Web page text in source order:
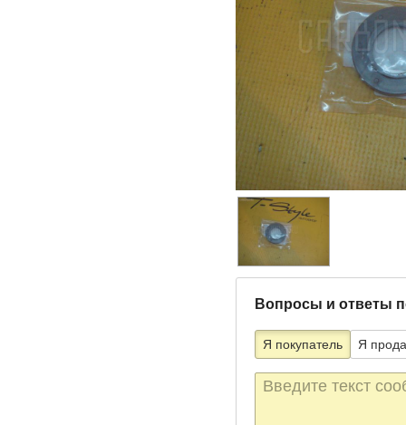
Вопросы и ответы
Я покупатель Я
Текст
сообщения